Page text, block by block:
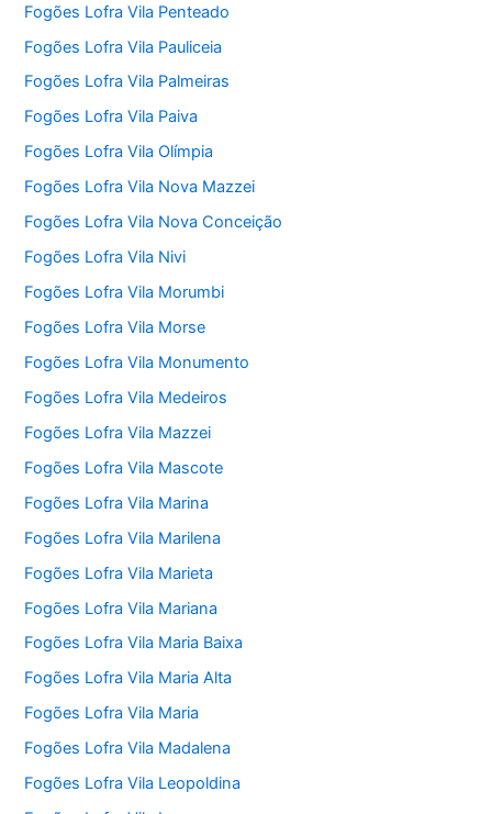
Fogões Lofra Vila Penteado
Fogões Lofra Vila Pauliceia
Fogões Lofra Vila Palmeiras
Fogões Lofra Vila Paiva
Fogões Lofra Vila Olímpia
Fogões Lofra Vila Nova Mazzei
Fogões Lofra Vila Nova Conceição
Fogões Lofra Vila Nivi
Fogões Lofra Vila Morumbi
Fogões Lofra Vila Morse
Fogões Lofra Vila Monumento
Fogões Lofra Vila Medeiros
Fogões Lofra Vila Mazzei
Fogões Lofra Vila Mascote
Fogões Lofra Vila Marina
Fogões Lofra Vila Marilena
Fogões Lofra Vila Marieta
Fogões Lofra Vila Mariana
Fogões Lofra Vila Maria Baixa
Fogões Lofra Vila Maria Alta
Fogões Lofra Vila Maria
Fogões Lofra Vila Madalena
Fogões Lofra Vila Leopoldina